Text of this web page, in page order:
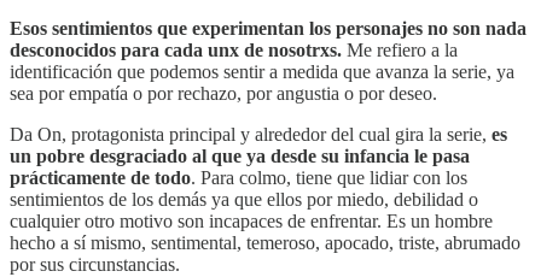
Esos sentimientos que experimentan los personajes no son nada
desconocidos para cada unx de nosotrxs. Me refiero a la
identificación que podemos sentir a medida que avanza la serie, ya
sea por empatía o por rechazo, por angustia o por deseo.
Da On, protagonista principal y alrededor del cual gira la serie, es
un pobre desgraciado al que ya desde su infancia le pasa
prácticamente de todo. Para colmo, tiene que lidiar con los
sentimientos de los demás ya que ellos por miedo, debilidad o
cualquier otro motivo son incapaces de enfrentar. Es un hombre
hecho a sí mismo, sentimental, temeroso, apocado, triste, abrumado
por sus circunstancias.